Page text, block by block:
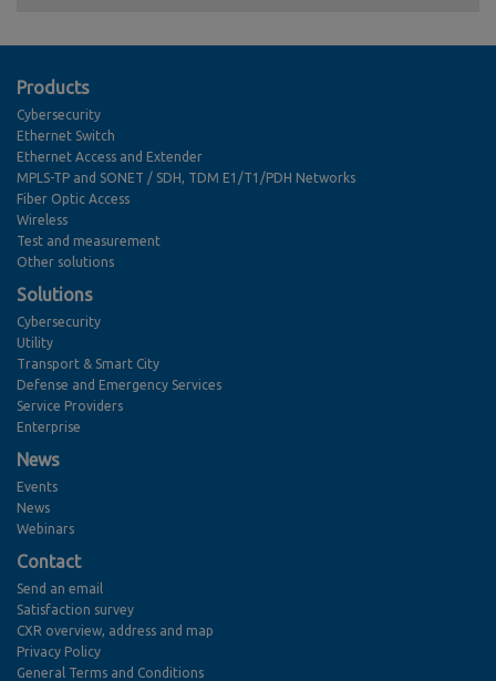
Products
Cybersecurity
Ethernet Switch
Ethernet Access and Extender
MPLS-TP and SONET / SDH, TDM E1/T1/PDH Networks
Fiber Optic Access
Wireless
Test and measurement
Other solutions
Solutions
Cybersecurity
Utility
Transport & Smart City
Defense and Emergency Services
Service Providers
Enterprise
News
Events
News
Webinars
Contact
Send an email
Satisfaction survey
CXR overview, address and map
Privacy Policy
General Terms and Conditions